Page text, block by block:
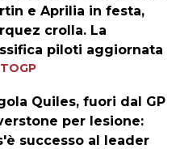
e Aprilia in festa,
crolla. La
piloti aggiornata
Quiles, fuori dal GP
per lesione:
successo al leader